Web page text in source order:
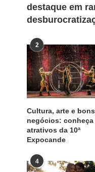
destaque em
2
Cultura, arte e bons
negócios: conheça
atrativos da 10ª
Expocande
4